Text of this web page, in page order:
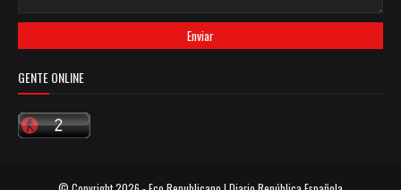
GENTE ONLINE